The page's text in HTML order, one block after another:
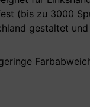
(bis zu 3000
gestaltet